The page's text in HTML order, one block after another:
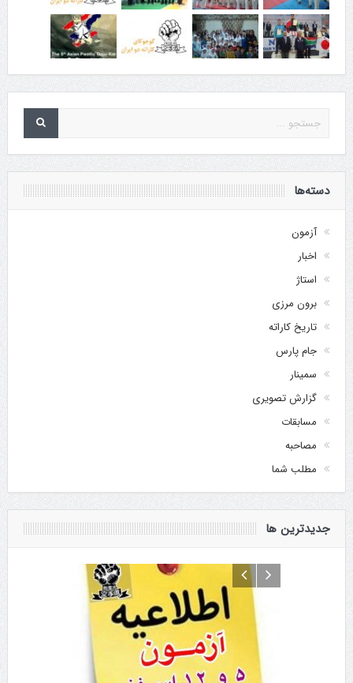
دسته‌ها
آزمون
اخبار
استاژ
برون مرزی
تاریخ کاراته
جام پارس
سمینار
گزارش تصویری
مسابقات
مصاحبه
مطلب شما
جدیدترین ها